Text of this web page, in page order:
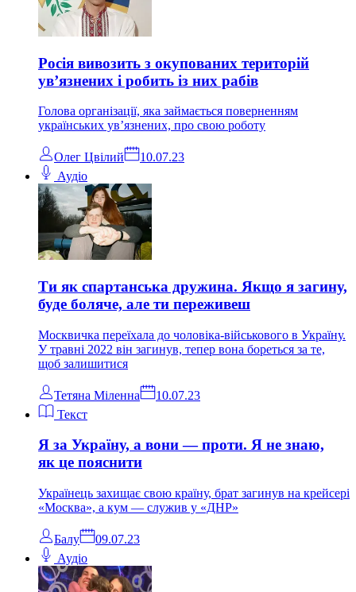
Росія вивозить з окупованих територій
ув’язнених і робить із них рабів
Голова організації, яка займається поверненням
українських ув’язнених, про свою роботу
Олег Цвілий
10.07.23
Аудіо
Ти як спартанська дружина. Якщо я загину,
буде боляче, але ти переживеш
Москвичка переїхала до чоловіка-військового в Україну.
У травні 2022 він загинув, тепер вона бореться за те,
щоб залишитися
Тетяна Міленна
10.07.23
Текст
Я за Україну, а вони — проти. Я не знаю,
як це пояснити
Українець захищає свою країну, брат загинув на крейсері
«Москва», а кум — служив у «ДНР»
Балу
09.07.23
Аудіо